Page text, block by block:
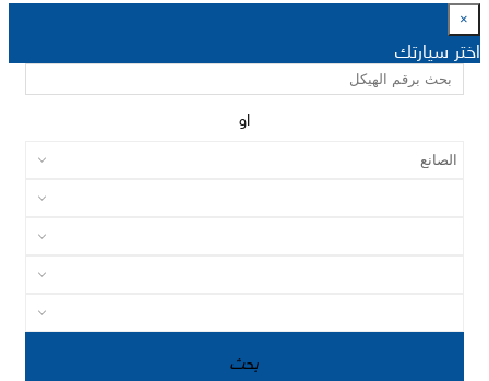
×
اختر سيارتك
او
بحث